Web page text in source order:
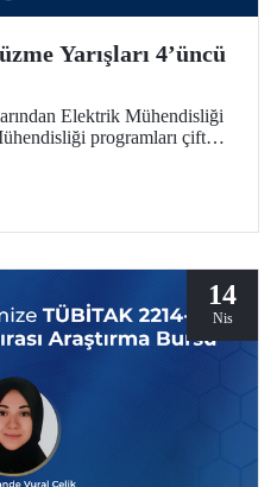
Yarışları 4’üncü
Elektrik Mühendisliği
programları çift
yüzme yarışlarının
14
Nis